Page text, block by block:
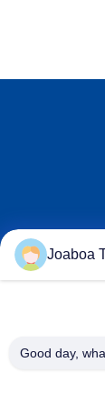
Joaboa
Good day,